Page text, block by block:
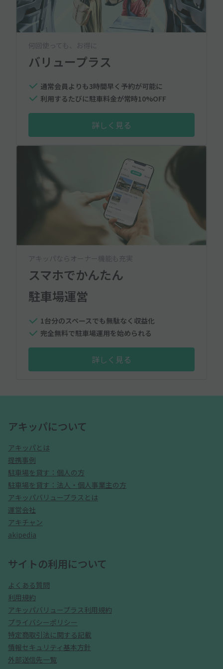
何回使っても、お得に
バリュープラス
通常会員よりも3時間早く予約が可能に
利用するたびに駐車料金が常時10%OFF
詳しく見る
アキッパならオーナー機能も充実
スマホでかんたん
駐車場運営
1台分のスペースでも無駄なく収益化
完全無料で駐車場運用を始められる
詳しく見る
アキッパについて
アキッパとは
提携事例
駐車場を貸す：個人の方
駐車場を貸す：法人・個人事業主の方
アキッパバリュープラスとは
運営会社
アキチャン
akipedia
サイトの利用について
よくある質問
利用規約
アキッパバリュープラス利用規約
プライバシーポリシー
特定商取引法に関する記載
情報セキュリティ基本方針
外部送信先一覧